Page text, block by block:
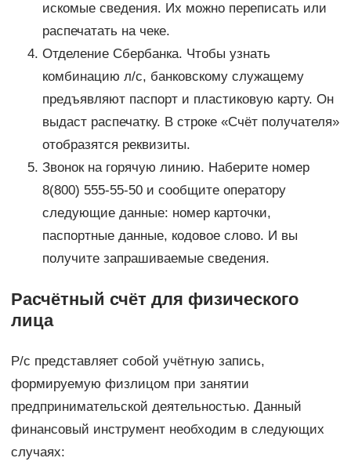
искомые сведения. Их можно переписать или
распечатать на чеке.
Отделение Сбербанка. Чтобы узнать
комбинацию л/с, банковскому служащему
предъявляют паспорт и пластиковую карту. Он
выдаст распечатку. В строке «Счёт получателя»
отобразятся реквизиты.
Звонок на горячую линию. Наберите номер
8(800) 555-55-50 и сообщите оператору
следующие данные: номер карточки,
паспортные данные, кодовое слово. И вы
получите запрашиваемые сведения.
Расчётный счёт для физического
лица
Р/с представляет собой учётную запись,
формируемую физлицом при занятии
предпринимательской деятельностью. Данный
финансовый инструмент необходим в следующих
случаях: